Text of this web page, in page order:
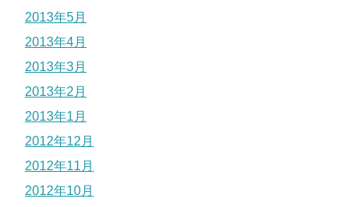
2013年5月
2013年4月
2013年3月
2013年2月
2013年1月
2012年12月
2012年11月
2012年10月